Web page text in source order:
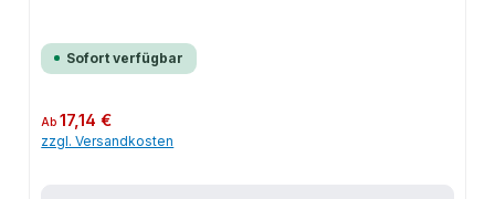
Sofort verfügbar
Regulärer Preis:
Ab17,14 €
zzgl. Versandkosten